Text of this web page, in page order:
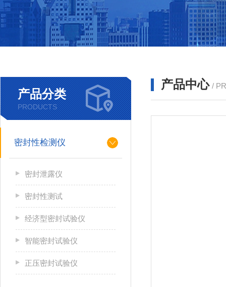
产品分类
PRODUCTS
密封性检测仪
密封泄露仪
密封性测试
经济型密封试验仪
智能密封试验仪
正压密封试验仪
产品中心 /